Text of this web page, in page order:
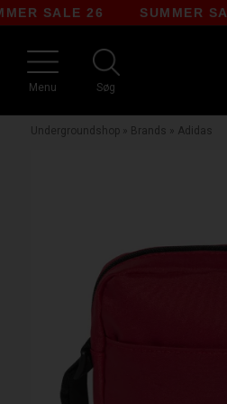
26 SUMMER SALE 26
Menu Søg
Undergroundshop» Brands » Adidas